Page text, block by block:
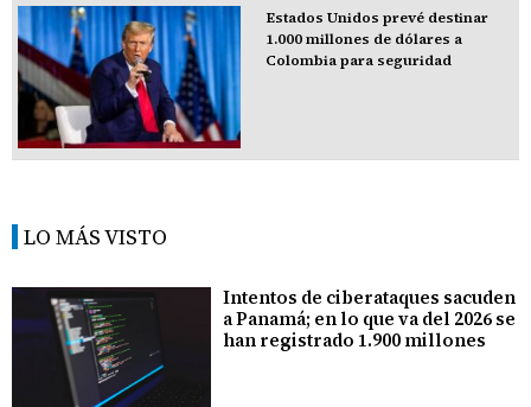
Estados Unidos prevé destinar
1.000 millones de dólares a
Colombia para seguridad
LO MÁS VISTO
Intentos de ciberataques sacuden
a Panamá; en lo que va del 2026 se
han registrado 1.900 millones